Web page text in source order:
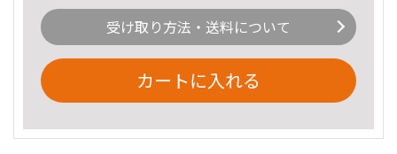
受け取り方法・送料について
カートに入れる